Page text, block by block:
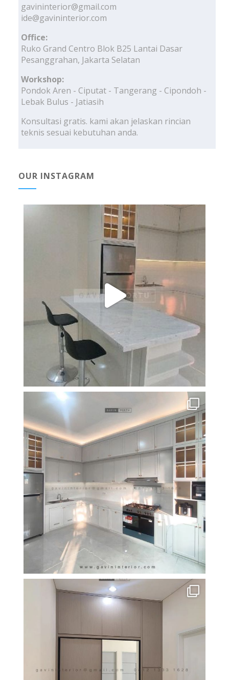
gavininterior@gmail.com
ide@gavininterior.com
Office:
Ruko Grand Centro Blok B25 Lantai Dasar
Pesanggrahan, Jakarta Selatan
Workshop:
Pondok Aren - Ciputat - Tangerang - Cipondoh -
Lebak Bulus - Jatiasih
Konsultasi gratis. kami akan jelaskan rincian
teknis sesuai kebutuhan anda.
OUR INSTAGRAM